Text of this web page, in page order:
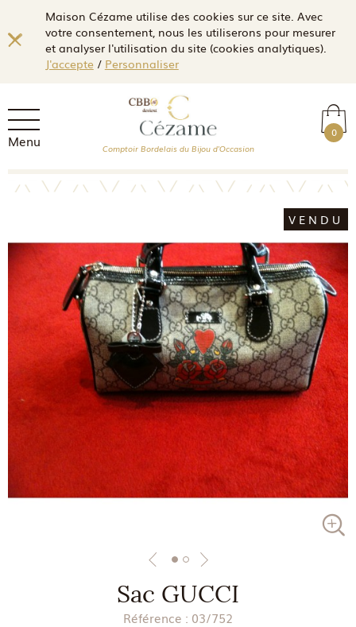
Maison Cézame utilise des cookies sur ce site. Avec
votre consentement, nous les utiliserons pour mesurer
et analyser l'utilisation du site (cookies analytiques).
J'accepte/ Personnaliser
Menu 0
Comptoir Bordelais du Bijou d'Occasion
VENDU
Sac GUCCI
Référence : 03/752